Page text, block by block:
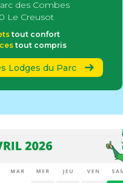
des Combes
Le Creusot
tout confort
tout compris
Lodges du Parc71200 Le
Creusot